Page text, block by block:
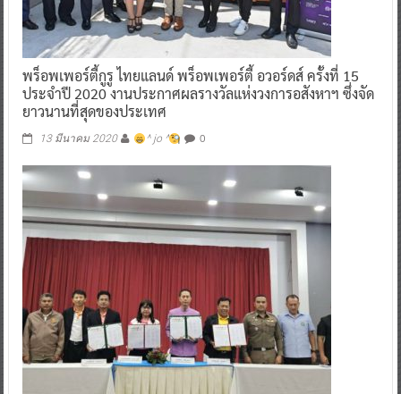
พร็อพเพอร์ตี้กูรู ไทยแลนด์ พร็อพเพอร์ตี้ อวอร์ดส์ ครั้งที่ 15
ประจำปี 2020 งานประกาศผลรางวัลแห่งวงการอสังหาฯ ซึ่งจัด
ยาวนานที่สุดของประเทศ
13 มีนาคม 2020 ^ jo ^ 0